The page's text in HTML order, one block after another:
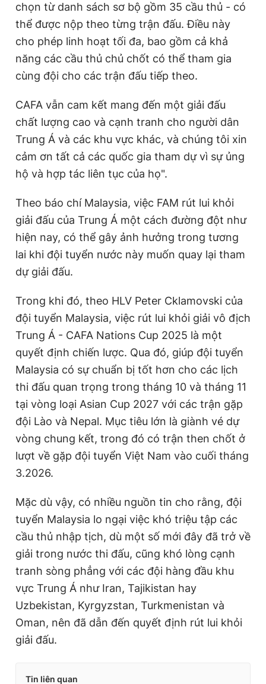
chọn từ danh sách sơ bộ gồm 35 cầu thủ - có
thể được nộp theo từng trận đấu. Điều này
cho phép linh hoạt tối đa, bao gồm cả khả
năng các cầu thủ chủ chốt có thể tham gia
cùng đội cho các trận đấu tiếp theo.
CAFA vẫn cam kết mang đến một giải đấu
chất lượng cao và cạnh tranh cho người dân
Trung Á và các khu vực khác, và chúng tôi xin
cảm ơn tất cả các quốc gia tham dự vì sự ủng
hộ và hợp tác liên tục của họ".
Theo báo chí Malaysia, việc FAM rút lui khỏi
giải đấu của Trung Á một cách đường đột như
hiện nay, có thể gây ảnh hưởng trong tương
lai khi đội tuyển nước này muốn quay lại tham
dự giải đấu.
Trong khi đó, theo HLV Peter Cklamovski của
đội tuyển Malaysia, việc rút lui khỏi giải vô địch
Trung Á - CAFA Nations Cup 2025 là một
quyết định chiến lược. Qua đó, giúp đội tuyển
Malaysia có sự chuẩn bị tốt hơn cho các lịch
thi đấu quan trọng trong tháng 10 và tháng 11
tại vòng loại Asian Cup 2027 với các trận gặp
đội Lào và Nepal. Mục tiêu lớn là giành vé dự
vòng chung kết, trong đó có trận then chốt ở
lượt về gặp đội tuyển Việt Nam vào cuối tháng
3.2026.
Mặc dù vậy, có nhiều nguồn tin cho rằng, đội
tuyển Malaysia lo ngại việc khó triệu tập các
cầu thủ nhập tịch, dù một số mới đây đã trở về
giải trong nước thi đấu, cũng khó lòng cạnh
tranh sòng phẳng với các đội hàng đầu khu
vực Trung Á như Iran, Tajikistan hay
Uzbekistan, Kyrgyzstan, Turkmenistan và
Oman, nên đã dẫn đến quyết định rút lui khỏi
giải đấu.
Tin liên quan